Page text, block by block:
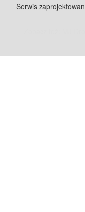
Serwis